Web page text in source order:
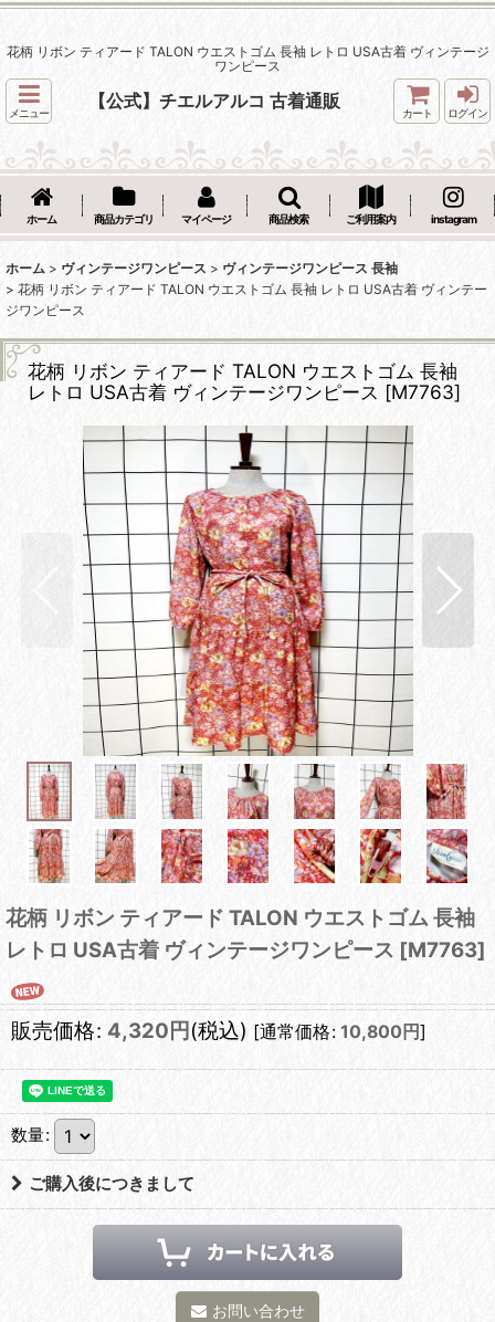
花柄 リボン ティアード TALON ウエストゴム 長袖 レトロ USA古着 ヴィンテージ
ワンピース
メニュー
【公式】チエルアルコ 古着通販
カート ログイン
ホーム 商品カテゴリ マイページ 商品検索 ご利用案内 instagram
ホーム > ヴィンテージワンピース > ヴィンテージワンピース 長袖
> 花柄 リボン ティアード TALON ウエストゴム 長袖 レトロ USA古着 ヴィンテー
ジワンピース
花柄 リボン ティアード TALON ウエストゴム 長袖
レトロ USA古着 ヴィンテージワンピース [M7763]
花柄 リボン ティアード TALON ウエストゴム 長袖
レトロ USA古着 ヴィンテージワンピース [M7763]
販売価格: 4,320 円 (税込) [通常価格: 10,800 円]
数量:
ご購入後につきまして
お問い合わせ